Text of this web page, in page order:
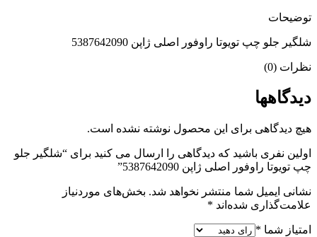
توضیحات
شلگیر جلو چپ تویوتا راوفور اصلی ژاپن 5387642090
نظرات (0)
دیدگاهها
هیچ دیدگاهی برای این محصول نوشته نشده است.
اولین نفری باشید که دیدگاهی را ارسال می کنید برای “شلگیر جلو
چپ تویوتا راوفور اصلی ژاپن 5387642090”
نشانی ایمیل شما منتشر نخواهد شد. بخش‌های موردنیاز
علامت‌گذاری شده‌اند *
امتیاز شما *